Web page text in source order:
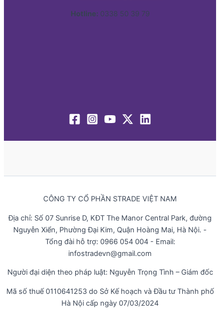
Hotline: 0338 50 39 79
CÔNG TY CỔ PHẦN STRADE VIỆT NAM
Địa chỉ: Số 07 Sunrise D, KĐT The Manor Central Park, đường
Nguyễn Xiển, Phường Đại Kim, Quận Hoàng Mai, Hà Nội. -
Tổng đài hỗ trợ: 0966 054 004 - Email:
infostradevn@gmail.com
Người đại diện theo pháp luật: Nguyễn Trọng Tình – Giám đốc
Mã số thuế 0110641253 do Sở Kế hoạch và Đầu tư Thành phố
Hà Nội cấp ngày 07/03/2024